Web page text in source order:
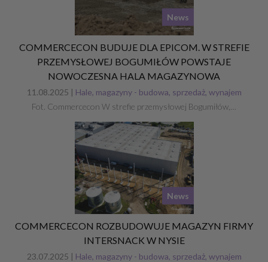
News
COMMERCECON BUDUJE DLA EPICOM. W STREFIE
PRZEMYSŁOWEJ BOGUMIŁÓW POWSTAJE
NOWOCZESNA HALA MAGAZYNOWA
11.08.2025 | Hale, magazyny - budowa, sprzedaż, wynajem
Fot. Commercecon W strefie przemysłowej Bogumiłów,…
News
COMMERCECON ROZBUDOWUJE MAGAZYN FIRMY
INTERSNACK W NYSIE
23.07.2025 | Hale, magazyny - budowa, sprzedaż, wynajem